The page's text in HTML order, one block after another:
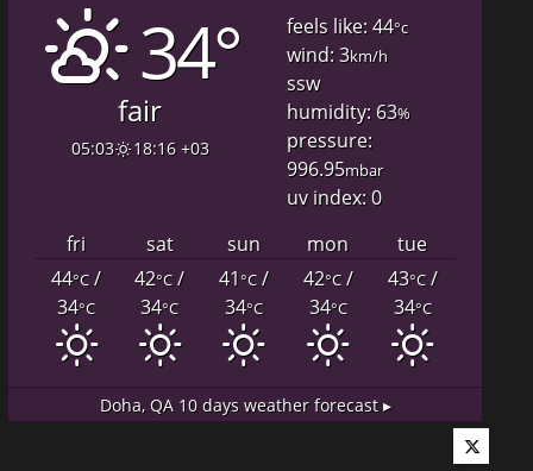
34°
fair
05:03 18:16 +03
feels like: 44°c
wind: 3km/h
ssw
humidity: 63%
pressure:
996.95mbar
uv index: 0
fri
sat sun mon
tue
44°C/
34°C
42°C/
34°C
41°C/
34°C
42°C/
34°C
43°C/
34°C
Doha, QA10 days weather forecast ▸
Twitter